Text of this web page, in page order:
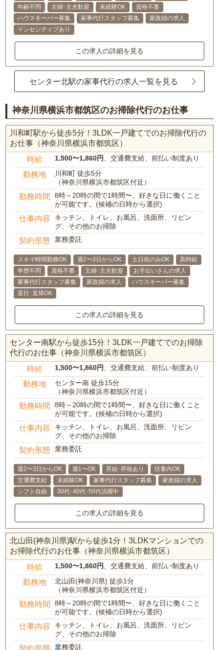
年齢不問
主婦･主夫歓迎 未経験OK
資格不要
ハウスキーパー募集
家事代行スタッフ募集
家政婦の求人
インセンティブあり
この求人の詳細を見る
センター北駅の家事代行の求人一覧を見る
神奈川県横浜市都筑区のお掃除代行のお仕事
川和町駅から徒歩5分！3LDK一戸建てでのお掃除代行の
お仕事（神奈川県横浜市都筑区）
時給 1,500〜1,860円 、交通費支給、前払い制度あり
勤務地
川和町 徒歩5分
（神奈川県横浜市都筑区付近）
勤務時間
8時～20時の間で1時間〜、好きな日に働くこと
が可能です。(候補の日時から選択)
仕事内容
キッチン、トイレ、お風呂、洗面所、リビン
グ、その他のお掃除
契約形態 業務委託
スキマ時間勤務OK 週2〜3日からOK 土日祝のみOK
高時給
学歴不問
資格不要 主婦･主夫歓迎
お手伝いさんの求人
家事代行スタッフ募集
家政婦の求人
ハウスキーパー募集
直行･直帰OK
この求人の詳細を見る
センター南駅から徒歩15分！3LDK一戸建てでのお掃除
代行のお仕事（神奈川県横浜市都筑区）
時給 1,500〜1,860円 、交通費支給、前払い制度あり
勤務地
センター南 徒歩15分
（神奈川県横浜市都筑区付近）
勤務時間
8時～20時の間で1時間〜、好きな日に働くこと
が可能です。(候補の日時から選択)
仕事内容
キッチン、トイレ、お風呂、洗面所、リビン
グ、その他のお掃除
契約形態 業務委託
週2〜3日からOK 週1〜OK 昇給･昇格あり
扶養内OK
交通費支給
未経験OK 家事代行スタッフ募集
家政婦の求人
シフト自由
30代･40代･50代活躍中
この求人の詳細を見る
北山田(神奈川県)駅から徒歩1分！3LDKマンションでの
お掃除代行のお仕事（神奈川県横浜市都筑区）
時給 1,500〜1,860円 、交通費支給、前払い制度あり
勤務地
北山田(神奈川県) 徒歩1分
（神奈川県横浜市都筑区付近）
勤務時間
8時～20時の間で1時間〜、好きな日に働くこと
が可能です。(候補の日時から選択)
仕事内容
キッチン、トイレ、お風呂、洗面所、リビン
グ、その他のお掃除
契約形態 業務委託